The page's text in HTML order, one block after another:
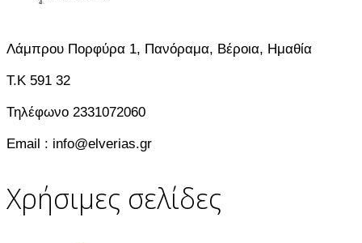
Λάμπρου Πορφύρα 1, Πανόραμα, Βέροια, Ημαθία
T.K 591 32
Τηλέφωνο 2331072060
Email : info@elverias.gr
Χρήσιμες σελίδες